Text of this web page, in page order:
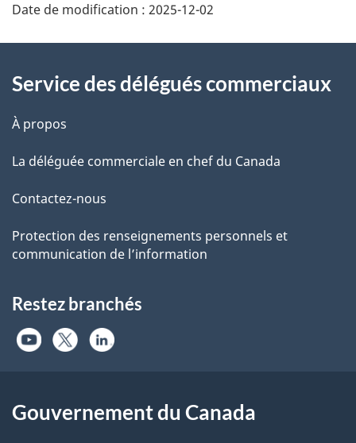
Additional
Information
Date de modification : 2025-12-02
Service des délégués commerciaux
À propos
La déléguée commerciale en chef du Canada
Contactez-nous
Protection des renseignements personnels et
communication de l’information
Restez branchés
Gouvernement du Canada